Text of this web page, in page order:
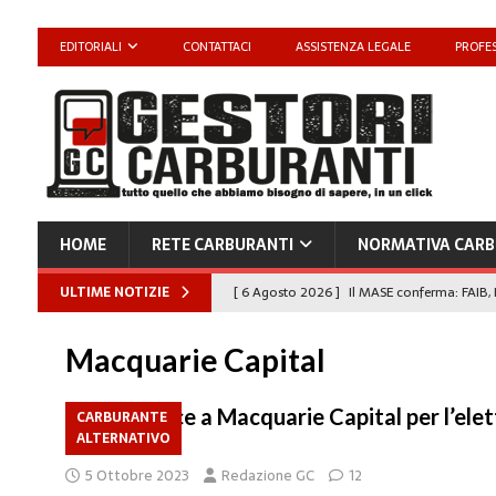
EDITORIALI CONTATTACI ASSISTENZA LEGALE
HOME RETE CARBURANTI NORMATIVA
ULTIME NOTIZIE [ 6 Agosto 2026 ] Il MASE conferma:
[ 6 Agosto 2026 ]
“Da ‘Qui ci puoi fare
Enilive diventa nazionale”
EDITORIALI
[ 4 Agosto 2026 ] Carburanti, Sperduto
Macquarie Capital
CARBURANTE
ALTERNATIVO
IP si unisce a Macquarie Capital per
di servizio
5 Ottobre 2023 Redazione GC 12